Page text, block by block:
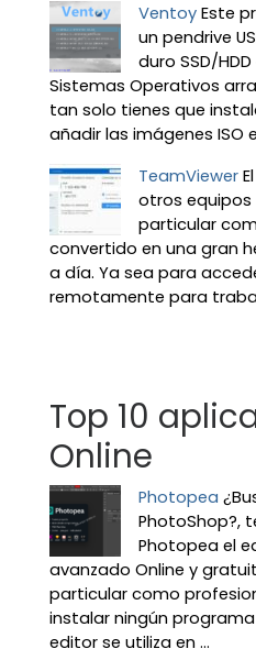
Ventoy Este
un pendrive
duro SSD/
Sistemas Operativos
tan solo tienes que
añadir las imágenes ISO
TeamViewer
otros
particular
convertido en una gran
a día. Ya sea para
remotamente para
Top 10
Online
Photopea
PhotoShop?,
Photopea el
avanzado Online y
particular como
instalar ningún
editor se utiliza en ...